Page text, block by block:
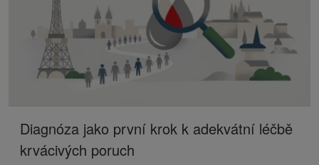
Diagnóza jako první krok k adekvátní léčbě
krvácivých poruch